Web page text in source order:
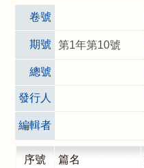
卷號
期號 第1年第10號
總號
發行人
編輯者
序號 篇名